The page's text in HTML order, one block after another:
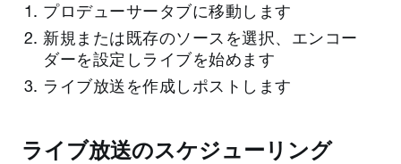
プロデューサータブに移動します
新規または既存のソースを選択、エンコー
ダーを設定しライブを始めます
ライブ放送を作成しポストします
ライブ放送のスケジューリング